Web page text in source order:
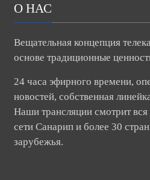
О НАС
Вещательная концепция
основе традиционные
24 часа эфирного времени,
новостей, собственная
Наши трансляции смотрит
сети Санарип и более 30
зарубежья.